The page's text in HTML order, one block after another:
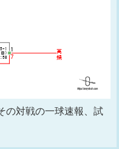
の対戦の一球速報、試